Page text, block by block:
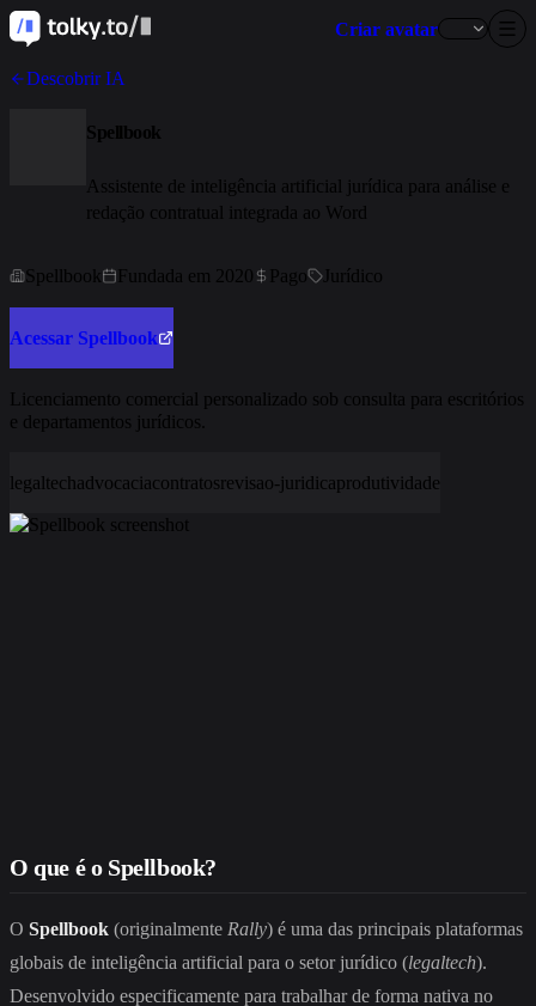
Criar avatar
Descobrir IA
Spellbook
Assistente de inteligência artificial jurídica para análise e
redação contratual integrada ao Word
Spellbook Fundada em 2020 Pago Jurídico
Acessar Spellbook
Licenciamento comercial personalizado sob consulta para escritórios
e departamentos jurídicos.
legaltechadvocaciacontratosrevisao-juridicaprodutividade
O que é o Spellbook?
O Spellbook (originalmente Rally) é uma das principais plataformas
globais de inteligência artificial para o setor jurídico (legaltech).
Desenvolvido especificamente para trabalhar de forma nativa no